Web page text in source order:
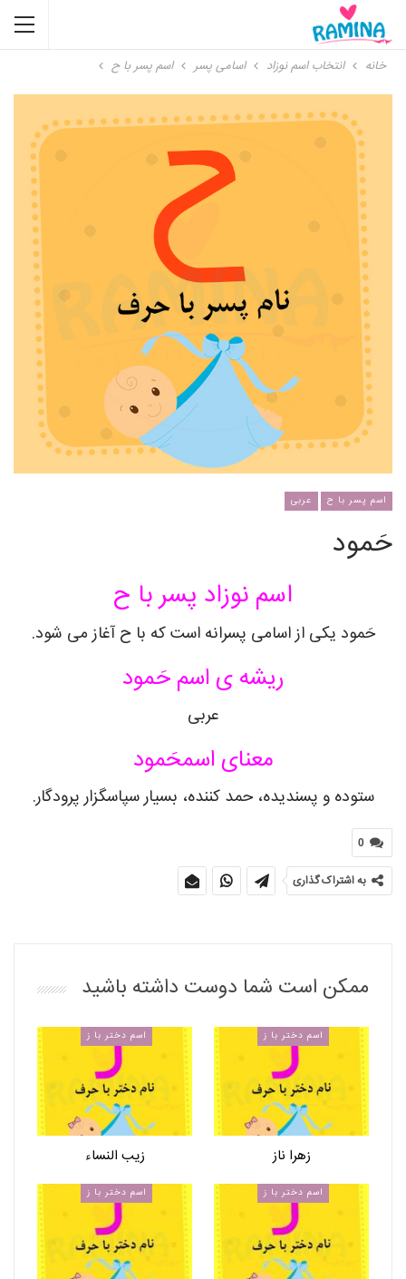
خانه انتخاب اسم نوزاد اسامی پسر اسم پسر با ح
اسم پسر با ح عربی
حَمود
اسم نوزاد پسر با ح
حَمود یکی از اسامی پسرانه است که با ح آغاز می شود.
ریشه ی اسمحَمود
عربی
معنای اسمحَمود
ستوده و پسندیده، حمد کننده، بسیار سپاسگزار پرودگار.
0
به اشتراک گذاری
ممکن است شما دوست داشته باشید
اسم دختر با ز
زهرا ناز
اسم دختر با ز
زیب النساء
اسم دختر با ز اسم دختر با ز